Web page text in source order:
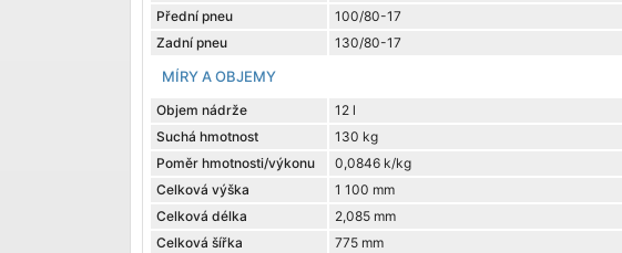
Přední pneu
100/80-17
Zadní pneu
130/80-17
MÍRY A OBJEMY
Objem nádrže
12 l
Suchá hmotnost
130 kg
Poměr hmotnosti/výkonu
0,0846 k/kg
Celková výška
1 100 mm
Celková délka
2,085 mm
Celková šířka
775 mm